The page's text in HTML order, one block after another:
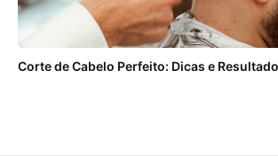
Corte de Cabelo Perfeito: Dicas e